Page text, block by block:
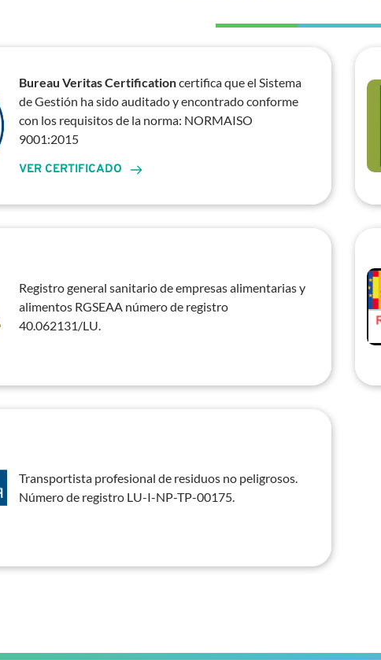
Bureau Veritas Certification certifica que el Sistema
de Gestión ha sido auditado y encontrado conforme
con los requisitos de la norma: NORMAISO
9001:2015
VER CERTIFICADO
Registro general sanitario de empresas alimentarias y
alimentos RGSEAA número de registro
40.062131/LU.
Transportista profesional de residuos no peligrosos.
Número de registro LU-I-NP-TP-00175.